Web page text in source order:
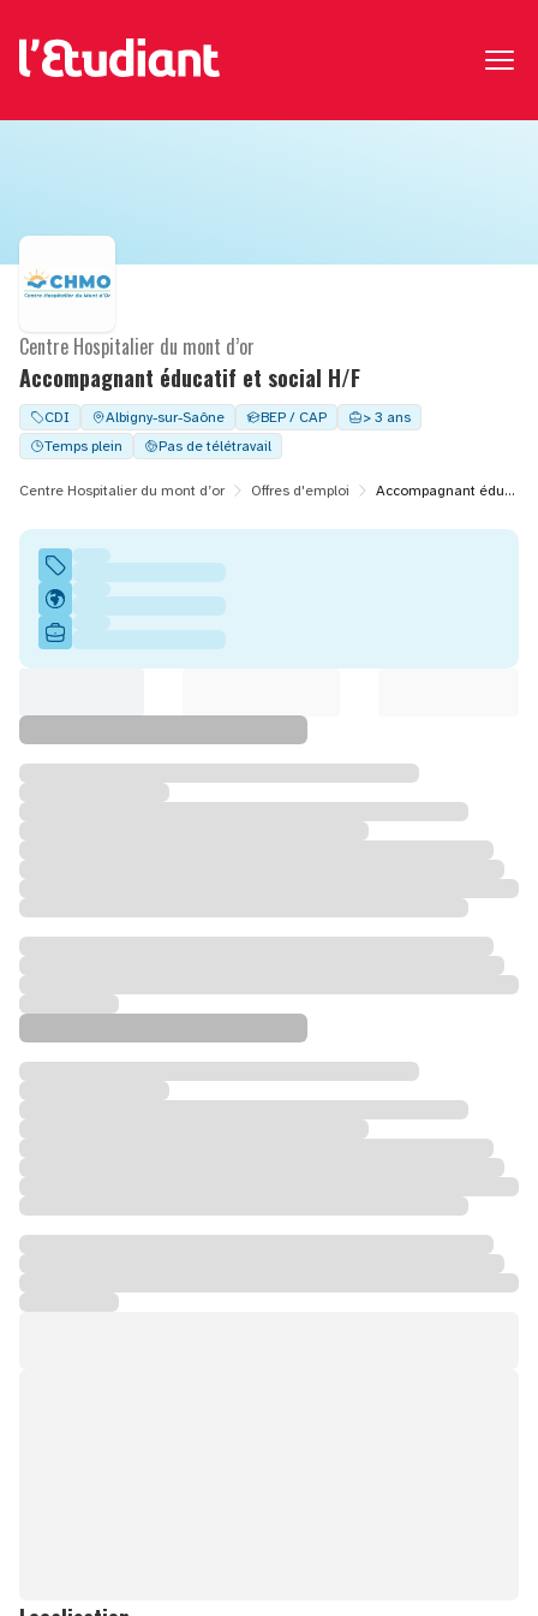
Accompagnant éducatif et social H/F
Centre Hospitalier du mont d’or
CDI Albigny-sur-Saône BEP / CAP
> 3 ans
Temps plein
Pas de télétravail
Centre Hospitalier du mont d’or Offres d'emploi Accompagnant éducatif et social H/F